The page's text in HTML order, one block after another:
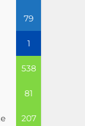
79
1
538
81
207